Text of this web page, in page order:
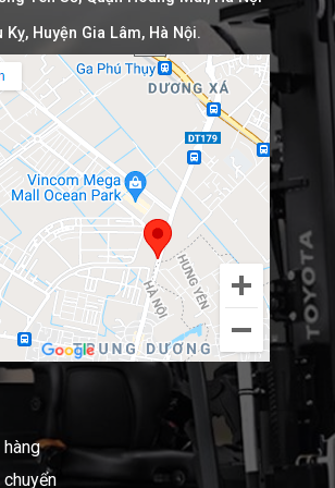
Kỵ, Huyện Gia Lâm, Hà Nội.